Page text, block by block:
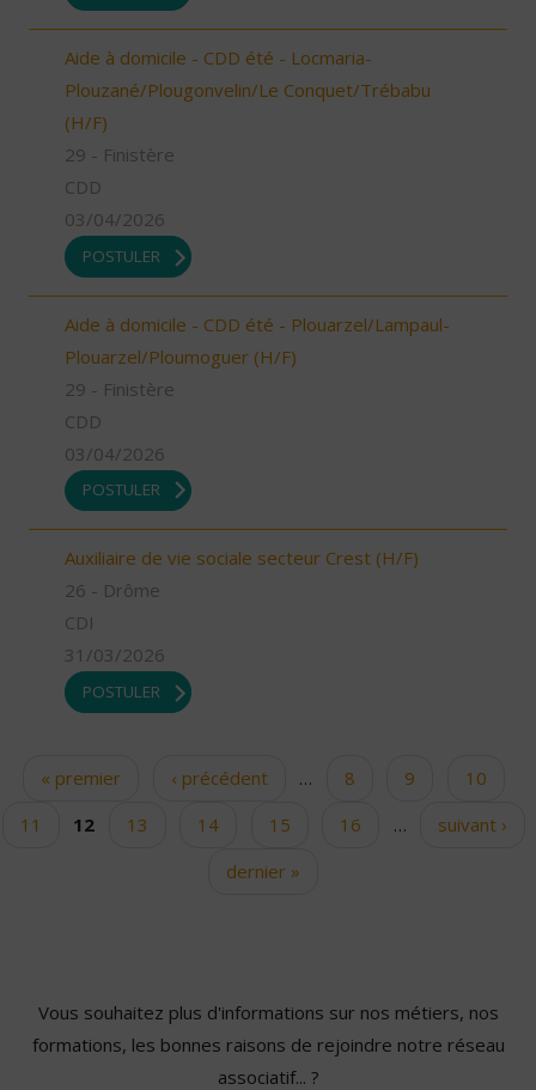
Aide à domicile - CDD été - Locmaria-
Plouzané/Plougonvelin/Le Conquet/Trébabu
(H/F)
29 - Finistère
CDD
03/04/2026
POSTULER
Aide à domicile - CDD été - Plouarzel/Lampaul-
Plouarzel/Ploumoguer (H/F)
29 - Finistère
CDD
03/04/2026
POSTULER
Auxiliaire de vie sociale secteur Crest (H/F)
26 - Drôme
CDI
31/03/2026
POSTULER
Pages« premier ‹ précédent … 8 9
10
11
12 13 14 15 16 …
suivant ›
dernier »
Vous souhaitez plus d'informations sur nos métiers, nos
formations, les bonnes raisons de rejoindre notre réseau
associatif... ?